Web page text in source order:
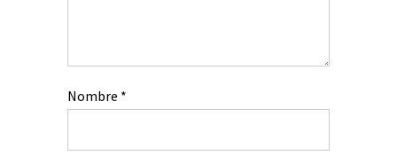
Nombre *